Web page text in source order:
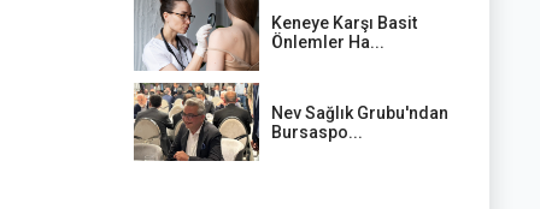
Keneye Karşı Basit
Önlemler Ha...
Nev Sağlık Grubu'ndan
Bursaspo...